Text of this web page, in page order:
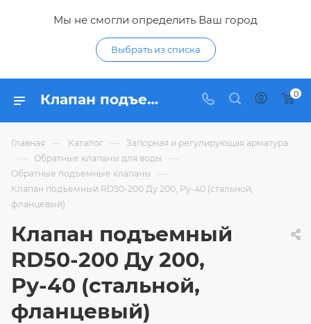
Мы не смогли определить Ваш город
Выбрать из списка
Клапан подъемный RD50-200 Ду 200, Ру-40 (стальной, фланцевый) - купить по цене в интернет-магазине Гидропромтехника с доставкой в Курске 0
Главная — Каталог — Запорная и регулирующая арматура
— Обратные клапаны для воды —
Обратные подъемные клапаны —
Клапан подъемный RD50-200 Ду 200, Ру-40 (стальной,
фланцевый)
Клапан подъемный
RD50-200 Ду 200,
Ру-40 (стальной,
фланцевый)